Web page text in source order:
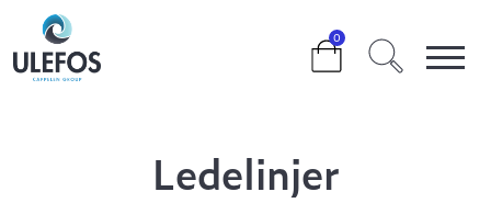
0
>>
Ledelinjer